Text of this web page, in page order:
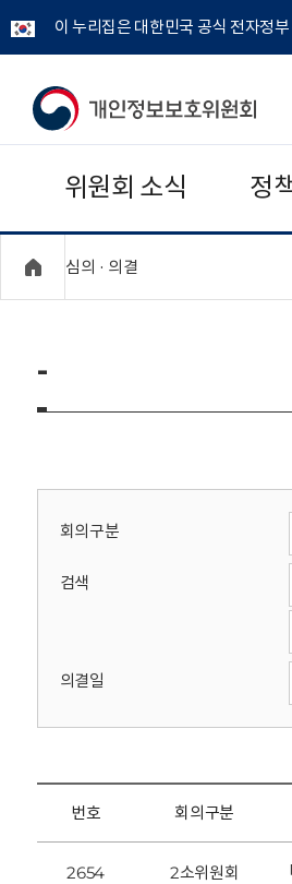
이 누리집은 대한민국 공식 전자정
개
보
보
위
회
위원회 소식 정
심의 · 의결
-
회의구분
검색
의결일
번호 회의구분
2654 2소위원회